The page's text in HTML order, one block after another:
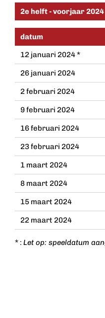
2e helft - voorjaar 2024
datum
12 januari 2024 *
26 januari 2024
2 februari 2024
9 februari 2024
16 februari 2024
23 februari 2024
1 maart 2024
8 maart 2024
15 maart 2024
22 maart 2024
* : Let op: speeldatum